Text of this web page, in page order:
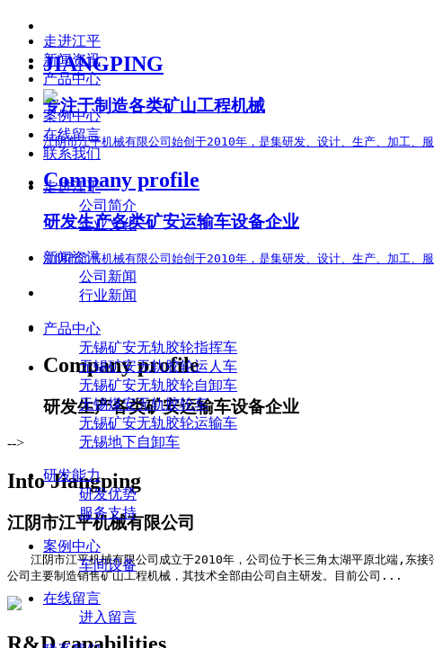
走进江平
新闻资讯
产品中心
案例中心
在线留言
联系我们
走进江平
公司简介
企业文化
新闻资讯
公司新闻
行业新闻
产品中心
无锡矿安无轨胶轮指挥车
无锡矿安无轨胶轮运人车
无锡矿安无轨胶轮自卸车
无锡煤安无轨胶轮车
无锡矿安无轨胶轮运输车
无锡地下自卸车
研发能力
研发优势
服务支持
案例中心
车间设备
在线留言
进入留言
JIANGPING
专注于制造各类矿山工程机械
江阴市江平机械有限公司始创于2010年，是集研发、设计、生产、加工、
Company profile
研发生产各类矿安运输车设备企业
江阴市江平机械有限公司始创于2010年，是集研发、设计、生产、加工、
Company profile
研发生产各类矿安运输车设备企业
-->
Into Jiangping
江阴市江平机械有限公司
江阴市江平机械有限公司成立于2010年，公司位于长三角太湖平原北端,东
公司主要制造销售矿山工程机械，其技术全部由公司自主研发。目前公司...
R&D capabilities